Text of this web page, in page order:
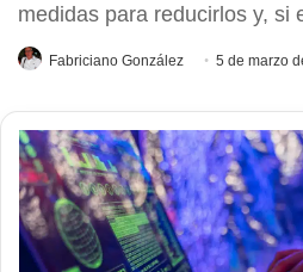
medidas para reducirlos y, si
Fabriciano González 5 de marzo